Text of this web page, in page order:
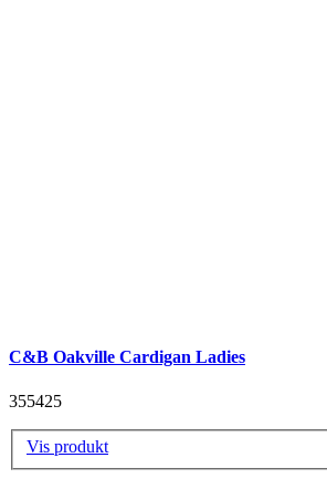
C&B Oakville Cardigan Ladies
355425
Vis produkt